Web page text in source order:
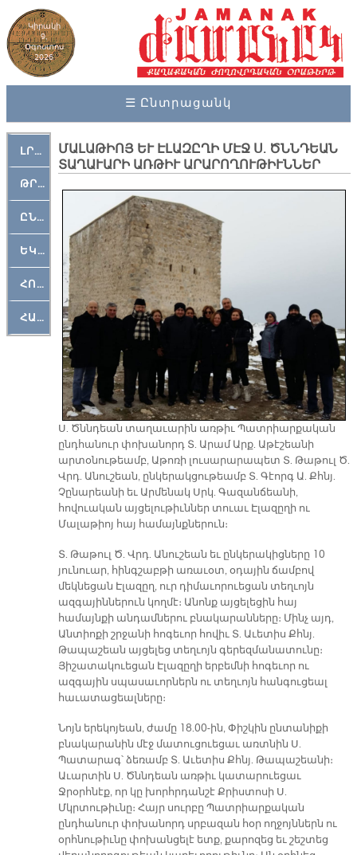
Կիրակի
9,
Օգոստոս
2026
☰ Ընտրացանկ
ԼՐԱՀՈՍ
ԹՐՔԱՀԱՅ ԿԵԱՆՔ
ԸՆԿԵՐԱՄՇԱԿՈՒԹԱՅԻՆ
ԵԿԵՂԵՑԱԿԱՆ
ՀՈԳԵՄՏԱՒՈՐ
ՀԱՐԹԱԿ
ՄԱԼԱԹԻՈՅ ԵՒ ԷԼԱԶԸՂԻ ՄԷՋ Ս. ԾՆՆԴԵԱՆ
ՏԱՂԱՒԱՐԻ ԱՌԹԻՒ ԱՐԱՐՈՂՈՒԹԻՒՆՆԵՐ
Ս. Ծննդեան տաղաւարին առթիւ Պատրիարքական
ընդհանուր փոխանորդ Տ. Արամ Արք. Աթէշեանի
արտօնութեամբ, Աթոռի լուսարարապետ Տ. Թաթուլ Ծ.
Վրդ. Անուշեան, ընկերակցութեամբ Տ. Գէորգ Ա. Քհնյ.
Չընարեանի եւ Արմենակ Սրկ. Գազանճեանի,
հովուական այցելութիւններ տուաւ Էլազըղի ու
Մալաթիոյ հայ համայնքներուն։
Տ. Թաթուլ Ծ. Վրդ. Անուշեան եւ ընկերակիցները 10
յունուար, հինգշաբթի առաւօտ, օդային ճամբով
մեկնեցան Էլազըղ, ուր դիմաւորուեցան տեղւոյն
ազգայիններուն կողմէ։ Անոնք այցելեցին հայ
համայնքի անդամներու բնակարանները։ Մինչ այդ,
Անտիոքի շրջանի հոգեւոր հովիւ Տ. Աւետիս Քհնյ.
Թապաշեան այցելեց տեղւոյն գերեզմանատունը։
Յիշատակուեցան Էլազըղի երբեմնի հոգեւոր ու
ազգային սպասաւորներն ու տեղւոյն հանգուցեալ
հաւատացեալները։
Նոյն երեկոյեան, ժամը 18.00-ին, Փիշկին ընտանիքի
բնակարանին մէջ մատուցուեցաւ առտնին Ս.
Պատարագ՝ ձեռամբ Տ. Աւետիս Քհնյ. Թապաշեանի։
Աւարտին Ս. Ծննդեան առթիւ կատարուեցաւ
Ջրօրհնէք, որ կը խորհրդանշէ Քրիստոսի Ս.
Մկրտութիւնը։ Հայր սուրբը Պատրիարքական
ընդհանուր փոխանորդ սրբազան հօր ողջոյններն ու
օրհնութիւնը փոխանցելէ ետք, քարոզեց եւ շեշտեց